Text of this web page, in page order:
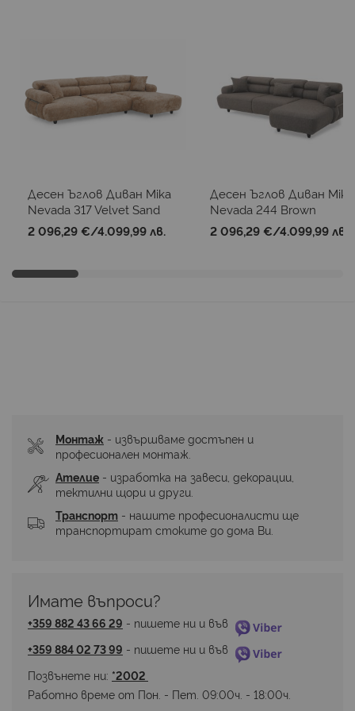
Десен Ъглов Диван Mika
Nevada 317 Velvet Sand
2 096,29 €/4.099,99 лв.
Десен Ъглов Диван Mika
Nevada 244 Brown
2 096,29 €/4.099,99 лв.
Монтаж - извършваме достъпен и
професионален монтаж.
Ателие - изработка на завеси, декорации,
тектилни щори и други.
Транспорт - нашите професионалисти ще
транспортират стоките до дома Ви.
Имате въпроси?
+359 882 43 66 29 - пишете ни и във
+359 884 02 73 99 - пишете ни и във
Позвънете ни: *2002
Работно време от Пон. - Пет. 09:00ч. - 18:00ч.